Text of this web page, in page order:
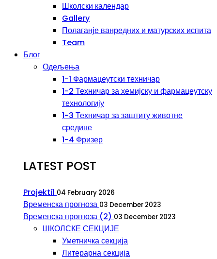
Школски календар
Gallery
Полаганје ванредних и матурских испита
Team
Блог
Одељења
1-1 Фармацеутски техничар
1-2 Техничар за хемијску и фармацеутску
технологију
1-3 Техничар за заштиту животне
средине
1-4 Фризер
LATEST POST
Projekti1 04 February 2026
Временска прогноза 03 December 2023
Временска прогноза (2) 03 December 2023
ШКОЛСКЕ СЕКЦИЈЕ
Уметничка секција
Литерарна секција